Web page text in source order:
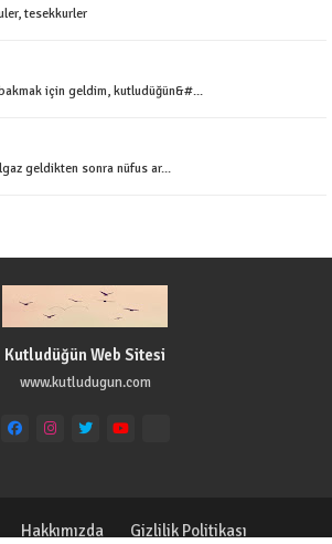
tesekkurler
için geldim, kutludüğün&#...
geldikten sonra nüfus ar...
Kutludüğün Web Sitesi
www.kutludugun.com
Hakkımızda Gizlilik Politikası